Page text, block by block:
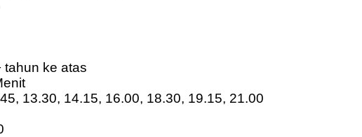
tahun ke atas
13.30, 14.15, 16.00, 18.30, 19.15, 21.00